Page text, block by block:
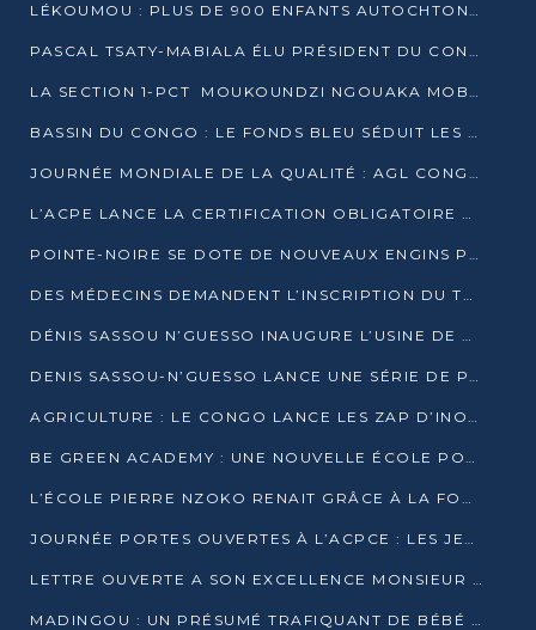
LÉKOUMOU : PLUS DE 900 ENFANTS AUTOCHTONES REÇOIVENT DES KITS SCOLAIRES GRÂCE À L’ESPACE OPOKO
PASCAL TSATY-MABIALA ÉLU PRÉSIDENT DU CONSEIL NATIONAL DE L’UPADS
LA SECTION 1-PCT MOUKOUNDZI NGOUAKA MOBILISE 100 000 FCFA POUR LE 6ᵉ CONGRÈS DU PARTI
BASSIN DU CONGO : LE FONDS BLEU SÉDUIT LES BAILLEURS À BELÉM
JOURNÉE MONDIALE DE LA QUALITÉ : AGL CONGO FORME ET SENSIBILISE LES JEUNES TALENTS
L’ACPE LANCE LA CERTIFICATION OBLIGATOIRE DES CONTRATS DE TRAVAIL DES TRANSPORTEURS
POINTE-NOIRE SE DOTE DE NOUVEAUX ENGINS POUR L’ASSAINISSEMENT ET L’ENTRETIEN ROUTIER
DES MÉDECINS DEMANDENT L’INSCRIPTION DU TRAITEMENT DU PIED-BOT DANS LES CURSUS UNIVERSITAIRES
DÉNIS SASSOU N’GUESSO INAUGURE L’USINE DE VALORISATION DU GAZ ASSOCIÉ
DENIS SASSOU-N’GUESSO LANCE UNE SÉRIE DE PROJETS DANS LE KOUILOU
AGRICULTURE : LE CONGO LANCE LES ZAP D’INONI ET YONO
BE GREEN ACADEMY : UNE NOUVELLE ÉCOLE POUR LES MÉTIERS DE L’ÉCOLOGIE À POINTE-NOIRE
L’ÉCOLE PIERRE NZOKO RENAIT GRÂCE À LA FONDATION MUCODEC
JOURNÉE PORTES OUVERTES À L’ACPCE : LES JEUNES EN IMMERSION DANS L’ENTREPRISE
LETTRE OUVERTE A SON EXCELLENCE MONSIEUR DENIS SASSOU NGUESSO, PRESIDENT DE LAREPUBLIQUE DU CONGO
MADINGOU : UN PRÉSUMÉ TRAFIQUANT DE BÉBÉ CHIMPANZÉ FIXÉ SUR SON SORT LE 20 NOVEMBRE